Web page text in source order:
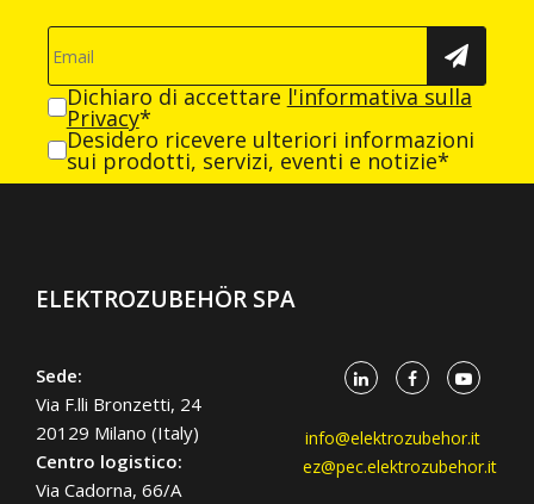
Dichiaro di accettare l'informativa sulla
Privacy*
Desidero ricevere ulteriori informazioni
sui prodotti, servizi, eventi e notizie*
ELEKTROZUBEHÖR SPA
Sede:
Via F.lli Bronzetti, 24
20129 Milano (Italy)
Centro logistico:
Via Cadorna, 66/A
info@elektrozubehor.it
ez@pec.elektrozubehor.it